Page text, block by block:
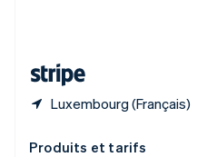
Luxembourg (Français)
Produits et tarifs